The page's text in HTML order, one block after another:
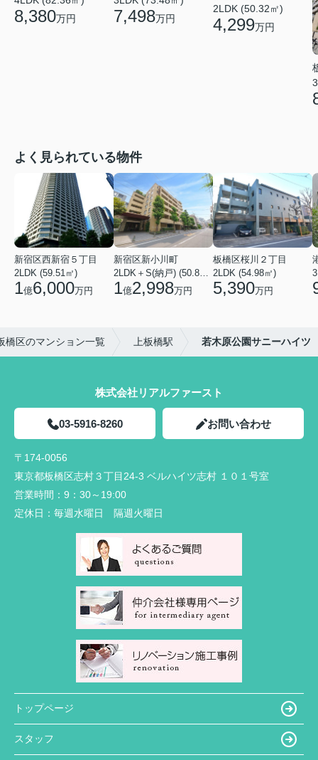
8,380万円 7,498万円
2LDK (50.32㎡)
4,299万円
よく見られている物件
新宿区西新宿５丁目
2LDK (59.51㎡)
1億6,000万円
新宿区新小川町
1億2,998万円
板橋区桜川２丁目
2LDK (54.98㎡)
5,390万円
橋区のマンション一覧 上板橋駅 若木原公園サニーハイツ
株式会社リアルファースト
03-5916-8260 お問い合わせ
〒174-0056
東京都板橋区志村３丁目24-3 ベルハイツ志村 １０１号室
営業時間： 9：30～19:00
定休日： 毎週水曜日 隔週火曜日
トップページ
スタッフ